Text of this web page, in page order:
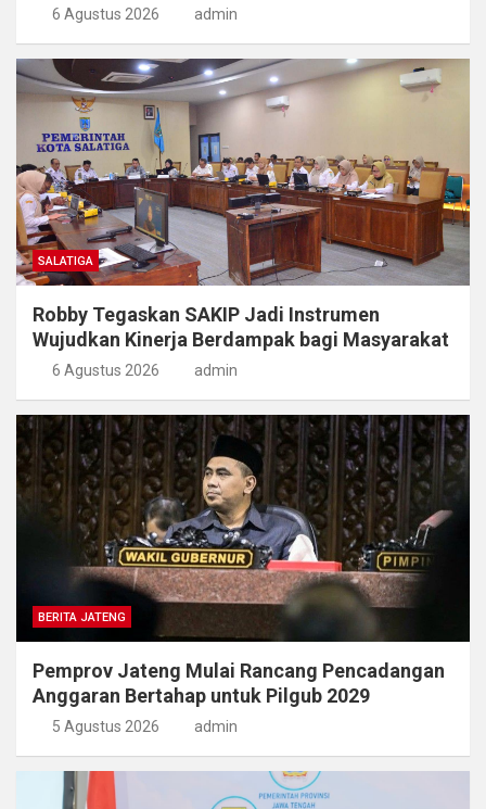
6 Agustus 2026 admin
SALATIGA
Robby Tegaskan SAKIP Jadi Instrumen
Wujudkan Kinerja Berdampak bagi Masyarakat
6 Agustus 2026 admin
BERITA JATENG
Pemprov Jateng Mulai Rancang Pencadangan
Anggaran Bertahap untuk Pilgub 2029
5 Agustus 2026 admin